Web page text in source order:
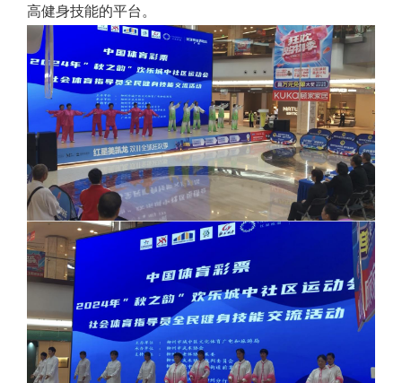
高健身技能的平台。